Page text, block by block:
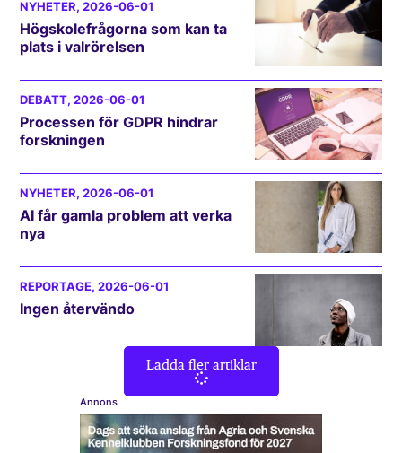
NYHETER, 2026-06-01
Högskolefrågorna som kan ta
plats i valrörelsen
DEBATT, 2026-06-01
Processen för GDPR hindrar
forskningen
NYHETER, 2026-06-01
AI får gamla problem att verka
nya
REPORTAGE, 2026-06-01
Ingen återvändo
Ladda fler artiklar
Annons